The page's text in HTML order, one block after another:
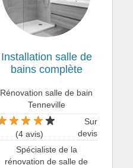
Installation salle de
bains complète
Rénovation salle de bain
Tenneville
(4 avis)
Sur
devis
Spécialiste de la
rénovation de salle de